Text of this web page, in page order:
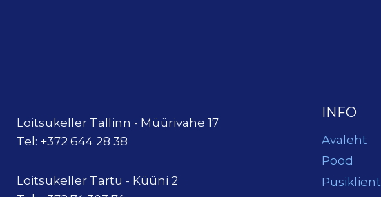
Loitsukeller Tallinn - Müürivahe 17
Tel: +372 644 28 38
Loitsukeller Tartu - Küüni 2
INFO
Avaleht
Pood
Püsiklient